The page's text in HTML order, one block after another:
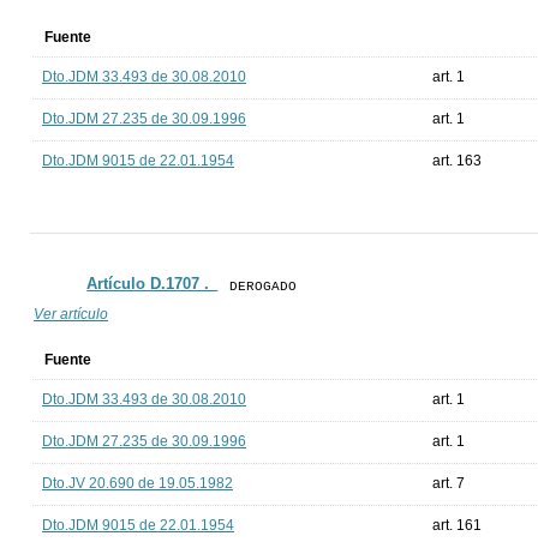
Fuente
Dto.JDM 33.493 de 30.08.2010 art. 1
Dto.JDM 27.235 de 30.09.1996 art. 1
Dto.JDM 9015 de 22.01.1954 art. 163
Artículo D.1707 ._ DEROGADO
Ver artículo
Fuente
Dto.JDM 33.493 de 30.08.2010 art. 1
Dto.JDM 27.235 de 30.09.1996 art. 1
Dto.JV 20.690 de 19.05.1982 art. 7
Dto.JDM 9015 de 22.01.1954 art. 161